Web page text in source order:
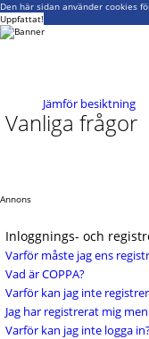
Den här sidan använder cookies
Uppfattat!
Jämför besiktning
Vanliga frågor
Annons
Inloggnings- och
Varför måste jag ens
Vad är COPPA?
Varför kan jag inte
Jag har registrerat mig
Varför kan jag inte logga